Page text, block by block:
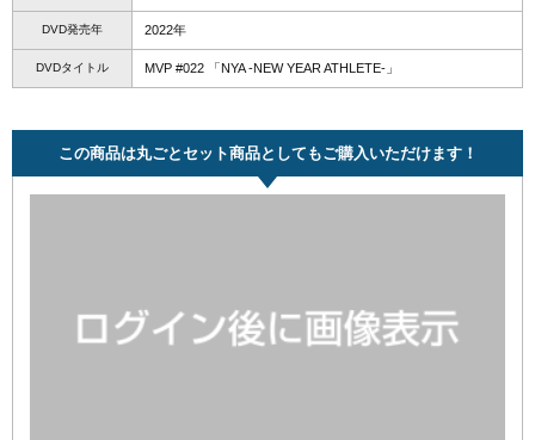
DVD発売年 2022年
DVDタイトル MVP #022 「NYA -NEW YEAR ATHLETE-」
この商品は丸ごとセット商品としてもご購入いただけます！